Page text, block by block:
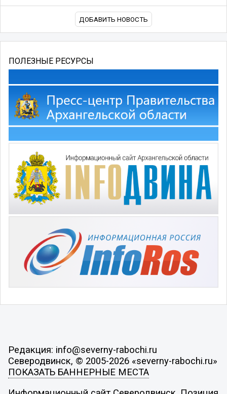
ДОБАВИТЬ НОВОСТЬ
ПОЛЕЗНЫЕ РЕСУРСЫ
Редакция: info@severny-rabochi.ru
Северодвинск, © 2005-2026 «severny-rabochi.ru»
ПОКАЗАТЬ БАННЕРНЫЕ МЕСТА